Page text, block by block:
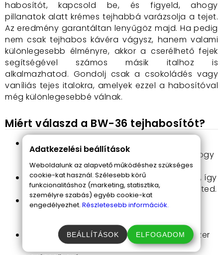
habosítót, kapcsold be, és figyeld, ahogy
pillanatok alatt krémes tejhabbá varázsolja a tejet.
Az eredmény garantáltan lenyűgöz majd. Ha pedig
nem csak tejhabos kávéra vágysz, hanem valami
különlegesebb élményre, akkor a cserélhető fejek
segítségével számos másik italhoz is
alkalmazhatod. Gondolj csak a csokoládés vagy
vaníliás tejes italokra, amelyek ezzel a habosítóval
még különlegesebbé válnak.
Miért válaszd a BW-36 tejhabosítót?
Gyors működés
: Ez az elektromos eszköz
pillanatok alatt elvégzi a dolgot, anélkül, hogy
várakozni kellene.
Hordozható és praktikus: Elemről működik, így
utazás során is könnyedén magaddal viheted.
Egyszerű kezelés: Csak egyetlen
gombnyomásra van szükség, és máris
kezdődik a habosítás.
Könnyű tisztítás: Folyó víz és mosogatószer
segítségével pillanatok alatt tisztává
Adatkezelési beállítások
Weboldalunk az alapvető működéshez szükséges
cookie-kat használ. Szélesebb körű
funkcionalitáshoz (marketing, statisztika,
személyre szabás) egyéb cookie-kat
engedélyezhet. Részletesebb információk.
BEÁLLÍTÁSOK ELFOGADOM